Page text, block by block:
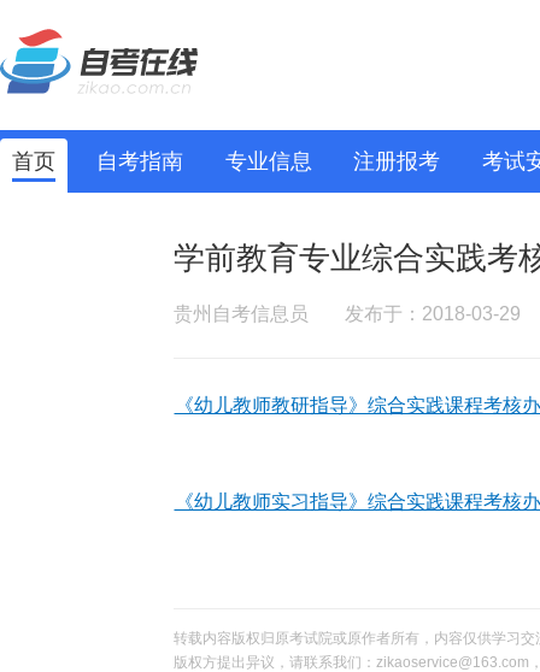
首页 自考指南 专业信息 注册报考 考试
学前教育专业综合实践考
贵州自考信息员 发布于：2018-03-29
《幼儿教师教研指导》综合实践课程考核
《幼儿教师实习指导》综合实践课程考核
转载内容版权归原考试院或原作者所有，内容仅供学习
版权方提出异议，请联系我们：zikaoservice@163.com